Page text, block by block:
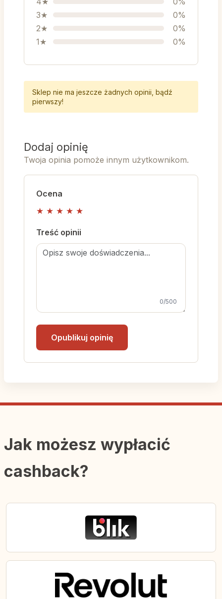
3★
0%
2★
0%
1★
0%
Sklep nie ma jeszcze żadnych opinii, bądź
pierwszy!
Dodaj opinię
Twoja opinia pomoże innym użytkownikom.
Ocena
★ ★ ★ ★ ★
Treść opinii
0/500
Opublikuj opinię
Jak możesz wypłacić
cashback?